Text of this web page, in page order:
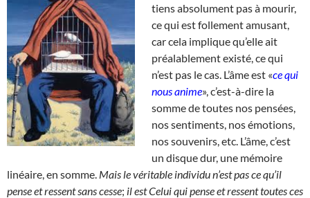
tiens absolument pas à mourir,
ce qui est follement amusant,
car cela implique qu’elle ait
préalablement existé, ce qui
n’est pas le cas. L’âme est «ce qui
nous anime», c’est-à-dire la
somme de toutes nos pensées,
nos sentiments, nos émotions,
nos souvenirs, etc. L’âme, c’est
un disque dur, une mémoire
linéaire, en somme. Mais le véritable individu n’est pas ce qu’il
pense et ressent sans cesse; il est Celui qui pense et ressent toutes ces